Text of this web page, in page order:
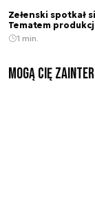
Zełenski spotkał
Tematem
1 min.
Mogą Cię